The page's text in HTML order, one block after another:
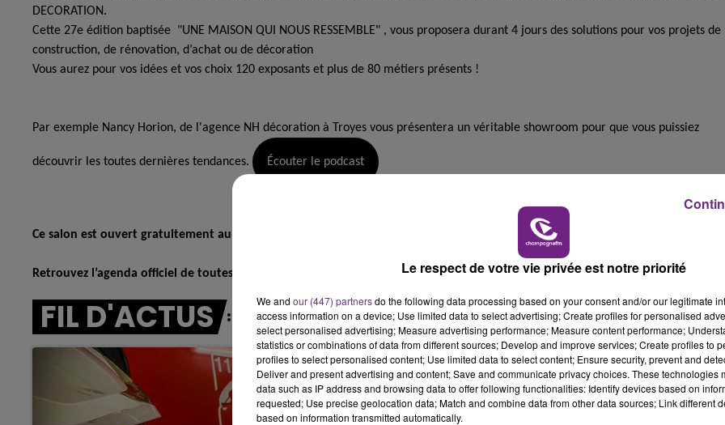
6h00 - 10h00
LA FAMILLE
10h00 - 14h00
LE TICKET DE CAISSE
DECORATION.
Cette 27e édition baptisée "UNE MAISON QUI NOUS RESSEMBLE" , vous proposera durant 4 jours des solutions pour vos projets de
construction, de rénovation, d’achat ou de décoration
Vous aurez pour vos idées et vos choix 120 exposants et plus de 80 métiers présents !
Par exemple Nancy Horion, de l'agence NH décoration à Troyes vous présentera un véritable showroom pour que vous puissiez
découvrir les toutes dernières tendances. Écouter le podcast
Ce salon est ouvert gratuitement au public le vendredi 20 septembre de 14h à 20h et le Lundi 23 septembre 10h à 19h
Retrouvez l’agenda officiel de toutes les animations sur tourisme-troyes.com
FIL D'ACTUS
Le respect de votre vie privée est notre priorité
We and our (447) partnersdo the following data processing based on your consent and/or our legitimate
access information on a device; Use limited data to select advertising; Create profiles for personalised
select personalised advertising; Measure advertising performance; Measure content performance;
statistics or combinations of data from different sources; Develop and improve services; Create profiles to
profiles to select personalised content; Use limited data to select content; Ensure security, prevent and
Deliver and present advertising and content; Save and communicate privacy choices. These technologies
data such as IP address and browsing data to offer following functionalities: Identify devices based on
requested; Use precise geolocation data; Match and combine data from other data sources; Link different
based on information transmitted automatically.